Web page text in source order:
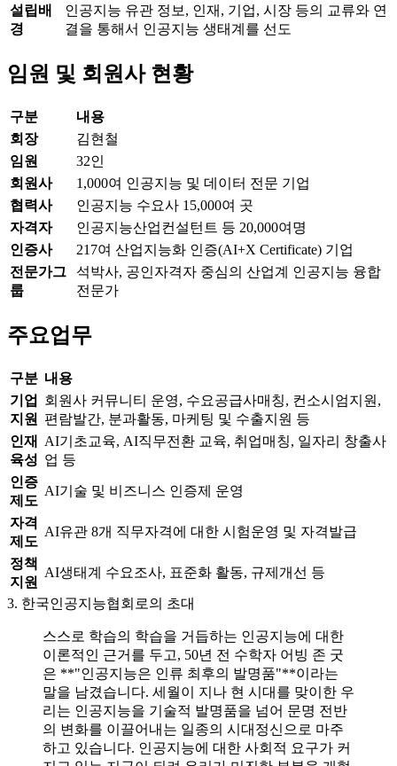
설립배
경
인공지능 유관 정보, 인재, 기업, 시장 등의 교류와 연
결을 통해서 인공지능 생태계를 선도
임원 및 회원사 현황
구분
내용
회장
김현철
임원
32인
회원사
1,000여 인공지능 및 데이터 전문 기업
협력사
인공지능 수요사 15,000여 곳
자격자
인공지능산업컨설턴트 등 20,000여명
인증사
217여 산업지능화 인증(AI+X Certificate) 기업
전문가그
룹
석박사, 공인자격자 중심의 산업계 인공지능 융합
전문가
주요업무
구분 내용
기업
지원
회원사 커뮤니티 운영, 수요공급사매칭, 컨소시엄지원,
편람발간, 분과활동, 마케팅 및 수출지원 등
인재
육성
AI기초교육, AI직무전환 교육, 취업매칭, 일자리 창출사
업 등
인증
제도
AI기술 및 비즈니스 인증제 운영
자격
제도
AI유관 8개 직무자격에 대한 시험운영 및 자격발급
정책
지원
AI생태계 수요조사, 표준화 활동, 규제개선 등
3. 한국인공지능협회로의 초대
스스로 학습의 학습을 거듭하는 인공지능에 대한
이론적인 근거를 두고, 50년 전 수학자 어빙 존 굿
은 **"인공지능은 인류 최후의 발명품"**이라는
말을 남겼습니다. 세월이 지나 현 시대를 맞이한 우
리는 인공지능을 기술적 발명품을 넘어 문명 전반
의 변화를 이끌어내는 일종의 시대정신으로 마주
하고 있습니다. 인공지능에 대한 사회적 요구가 커